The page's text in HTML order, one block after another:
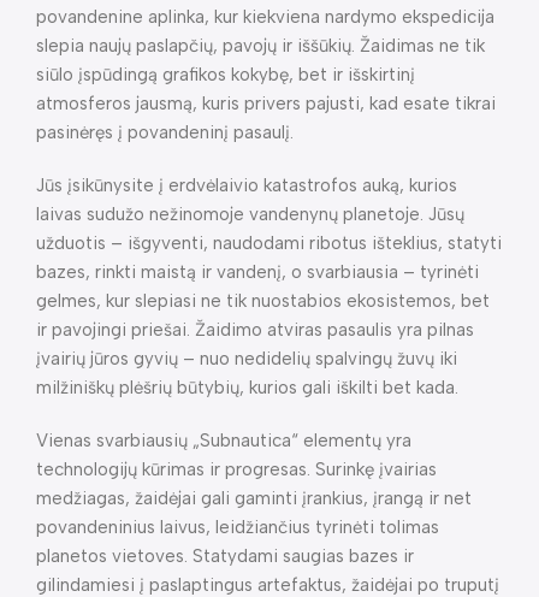
povandenine aplinka, kur kiekviena nardymo ekspedicija
slepia naujų paslapčių, pavojų ir iššūkių. Žaidimas ne tik
siūlo įspūdingą grafikos kokybę, bet ir išskirtinį
atmosferos jausmą, kuris privers pajusti, kad esate tikrai
pasinėręs į povandeninį pasaulį.
Jūs įsikūnysite į erdvėlaivio katastrofos auką, kurios
laivas sudužo nežinomoje vandenynų planetoje. Jūsų
užduotis – išgyventi, naudodami ribotus išteklius, statyti
bazes, rinkti maistą ir vandenį, o svarbiausia – tyrinėti
gelmes, kur slepiasi ne tik nuostabios ekosistemos, bet
ir pavojingi priešai. Žaidimo atviras pasaulis yra pilnas
įvairių jūros gyvių – nuo nedidelių spalvingų žuvų iki
milžiniškų plėšrių būtybių, kurios gali iškilti bet kada.
Vienas svarbiausių „Subnautica“ elementų yra
technologijų kūrimas ir progresas. Surinkę įvairias
medžiagas, žaidėjai gali gaminti įrankius, įrangą ir net
povandeninius laivus, leidžiančius tyrinėti tolimas
planetos vietoves. Statydami saugias bazes ir
gilindamiesi į paslaptingus artefaktus, žaidėjai po truputį